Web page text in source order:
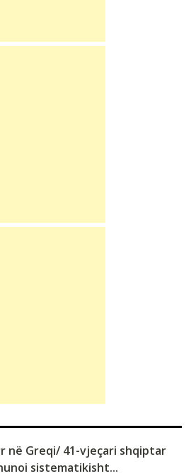
në Greqi/ 41-vjeçari shqiptar
sistematikisht...